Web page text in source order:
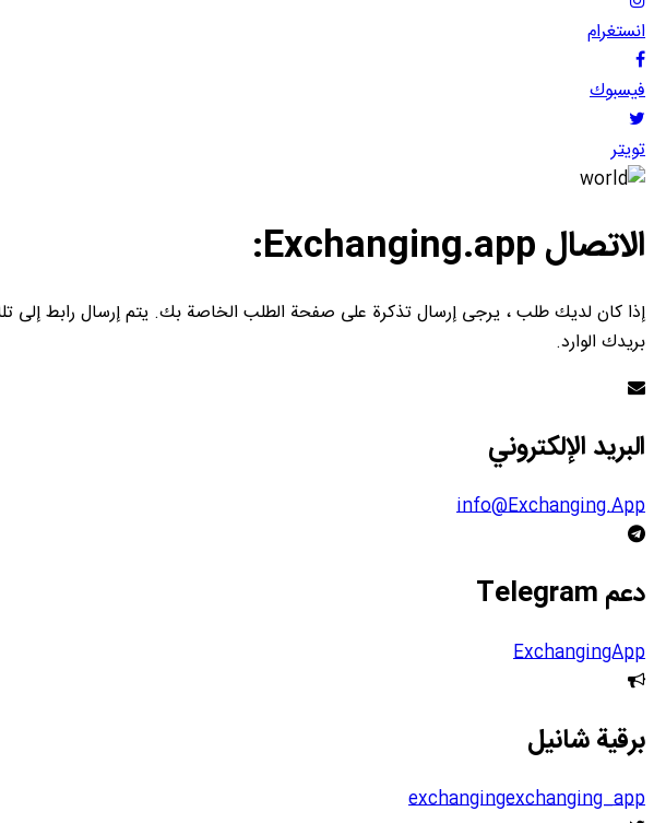
انستغرام
فيسبوك
تويتر
الاتصال Exchanging.app:
إذا كان لديك طلب ، يرجى إرسال تذكرة على صفحة الطلب الخاصة بك. يتم إرسال رابط إلى
بريدك الوارد.
البريد الإلكتروني
info@Exchanging.App
دعم Telegram
ExchangingApp
برقية شانيل
exchangingexchanging_app